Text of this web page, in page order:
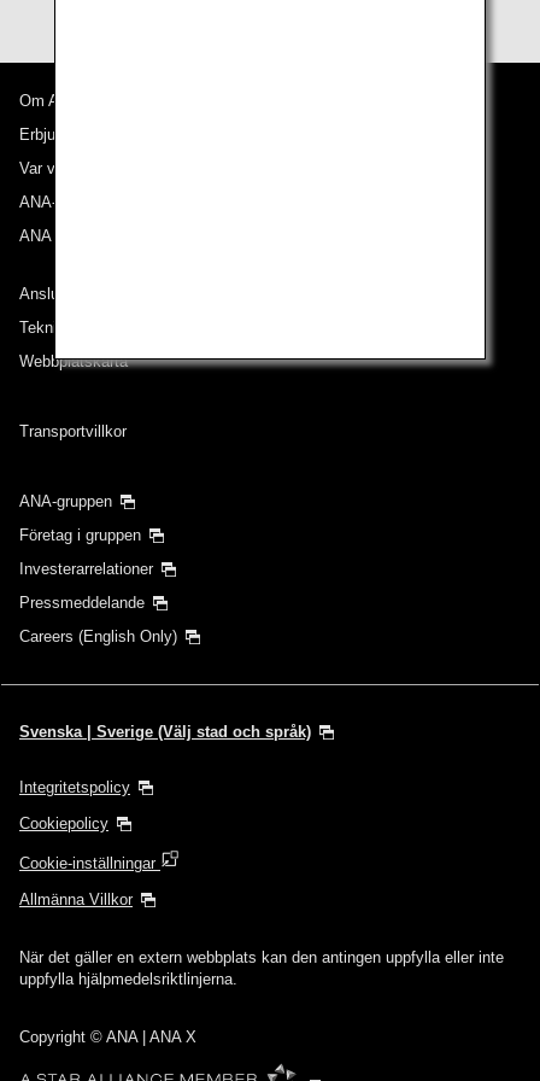
Om ANA
Erbjudanden och meddelanden
Var våra flyg går till
ANA-upplevelsen
ANA Mileage Club
Anslut till ANA
Teknisk hjälp (Tillgänglighet)
Webbplatskarta
Transportvillkor
ANA-gruppen
Företag i gruppen
Investerarrelationer
Pressmeddelande
Careers (English Only)
Svenska | Sverige (Välj stad och språk)
Integritetspolicy
Cookiepolicy
Cookie-inställningar
Allmänna Villkor
När det gäller en extern webbplats kan den antingen uppfylla eller inte
uppfylla hjälpmedelsriktlinjerna.
Copyright © ANA | ANA X